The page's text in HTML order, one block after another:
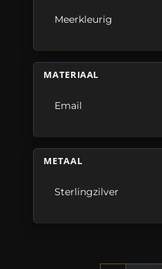
Meerkleurig
MATERIAAL
Email
METAAL
Sterlingzilver